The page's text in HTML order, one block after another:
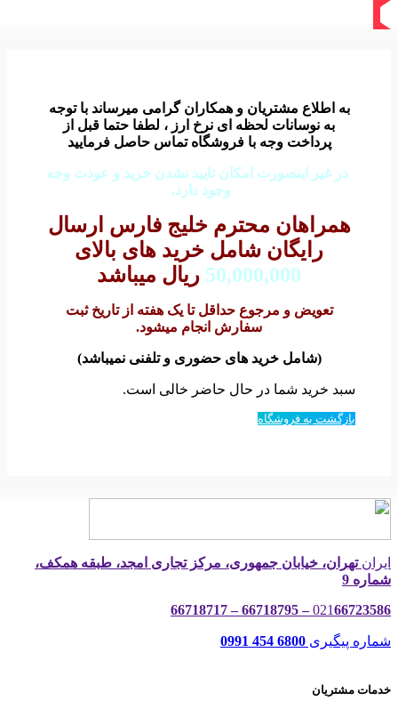
به اطلاع مشتریان و همکاران گرامی میرساند با توجه
به نوسانات لحظه ای نرخ ارز ، لطفا حتما قبل از
پرداخت وجه با فروشگاه تماس حاصل فرمایید
در غیر اینصورت امکان تایید نشدن خرید و عودت وجه
وجود دارد.
همراهان محترم خلیج فارس ارسال
رایگان شامل خرید های بالای
50,000,000 ریال میباشد
تعویض و مرجوع حداقل تا یک هفته از تاریخ ثبت
سفارش انجام میشود.
(شامل خرید های حضوری و تلفنی نمیباشد)
سبد خرید شما در حال حاضر خالی است.
بازگشت به فروشگاه
ایرانتهران، خیابان جمهوری، مرکز تجاری امجد، طبقه همکف،
شماره 9
02166723586 – 66718795 – 66718717
شماره پیگیری 6800 454 0991
خدمات مشتریان